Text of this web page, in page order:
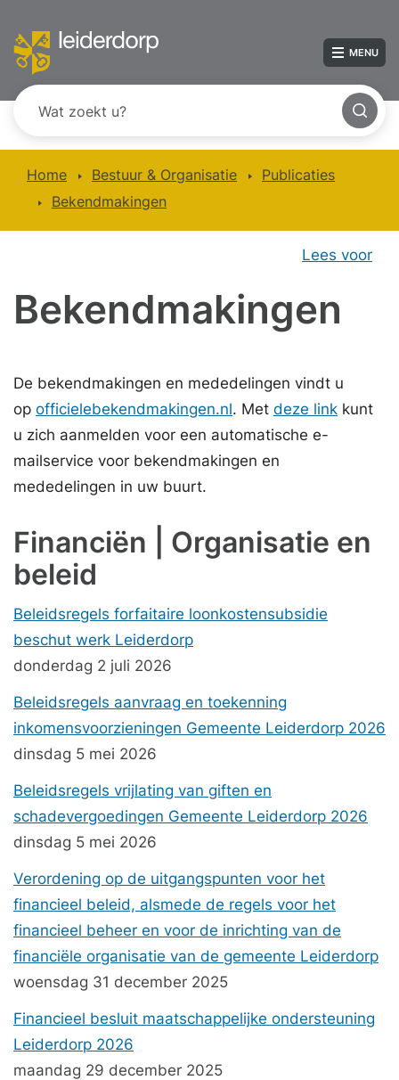
MENU
Home Bestuur & Organisatie
Publicaties
Bekendmakingen
Lees voor
Bekendmakingen
De bekendmakingen en mededelingen vindt u
op officielebekendmakingen.nl. Met deze link kunt
u zich aanmelden voor een automatische e-
mailservice voor bekendmakingen en
mededelingen in uw buurt.
Financiën | Organisatie en
beleid
Beleidsregels forfaitaire loonkostensubsidie
beschut werk Leiderdorp
donderdag 2 juli 2026
Beleidsregels aanvraag en toekenning
inkomensvoorzieningen Gemeente Leiderdorp 2026
dinsdag 5 mei 2026
Beleidsregels vrijlating van giften en
schadevergoedingen Gemeente Leiderdorp 2026
dinsdag 5 mei 2026
Verordening op de uitgangspunten voor het
financieel beleid, alsmede de regels voor het
financieel beheer en voor de inrichting van de
financiële organisatie van de gemeente Leiderdorp
woensdag 31 december 2025
Financieel besluit maatschappelijke ondersteuning
Leiderdorp 2026
maandag 29 december 2025